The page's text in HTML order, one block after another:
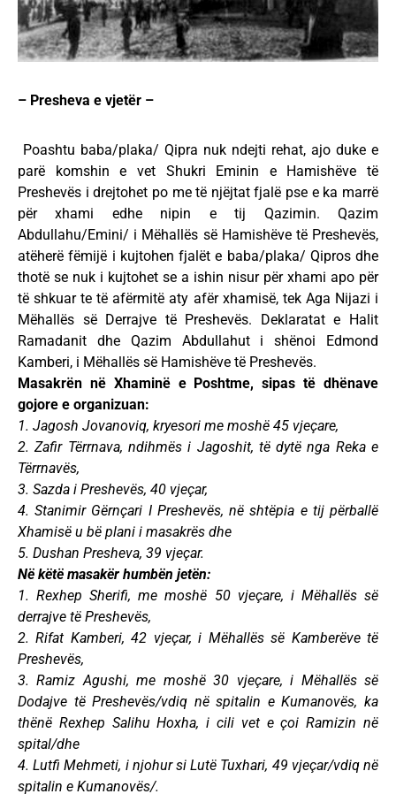
– Presheva e vjetër –
Poashtu baba/plaka/ Qipra nuk ndejti rehat, ajo duke e
parë komshin e vet Shukri Eminin e Hamishëve të
Preshevës i drejtohet po me të njëjtat fjalë pse e ka marrë
për xhami edhe nipin e tij Qazimin. Qazim
Abdullahu/Emini/ i Mëhallës së Hamishëve të Preshevës,
atëherë fëmijë i kujtohen fjalët e baba/plaka/ Qipros dhe
thotë se nuk i kujtohet se a ishin nisur për xhami apo për
të shkuar te të afërmitë aty afër xhamisë, tek Aga Nijazi i
Mëhallës së Derrajve të Preshevës. Deklaratat e Halit
Ramadanit dhe Qazim Abdullahut i shënoi Edmond
Kamberi, i Mëhallës së Hamishëve të Preshevës.
Masakrën në Xhaminë e Poshtme, sipas të dhënave
gojore e organizuan:
1. Jagosh Jovanoviq, kryesori me moshë 45 vjeçare,
2. Zafir Tërrnava, ndihmës i Jagoshit, të dytë nga Reka e
Tërrnavës,
3. Sazda i Preshevës, 40 vjeçar,
4. Stanimir Gërnçari I Preshevës, në shtëpia e tij përballë
Xhamisë u bë plani i masakrës dhe
5. Dushan Presheva, 39 vjeçar.
Në këtë masakër humbën jetën:
1. Rexhep Sherifi, me moshë 50 vjeçare, i Mëhallës së
derrajve të Preshevës,
2. Rifat Kamberi, 42 vjeçar, i Mëhallës së Kamberëve të
Preshevës,
3. Ramiz Agushi, me moshë 30 vjeçare, i Mëhallës së
Dodajve të Preshevës/vdiq në spitalin e Kumanovës, ka
thënë Rexhep Salihu Hoxha, i cili vet e çoi Ramizin në
spital/dhe
4. Lutfi Mehmeti, i njohur si Lutë Tuxhari, 49 vjeçar/vdiq në
spitalin e Kumanovës/.